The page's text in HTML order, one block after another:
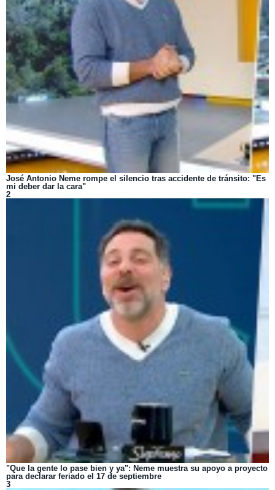
José Antonio Neme rompe el silencio tras accidente de tránsito: "Es
mi deber dar la cara"
2
"Que la gente lo pase bien y ya": Neme muestra su apoyo a proyecto
para declarar feriado el 17 de septiembre
3